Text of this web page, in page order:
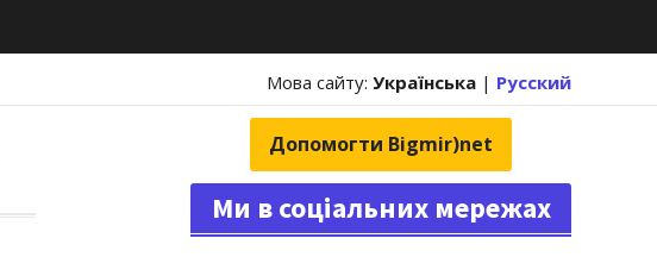
Мова сайту: Українська | Русский
Допомогти Bigmir)net
Ми в соціальних мережах